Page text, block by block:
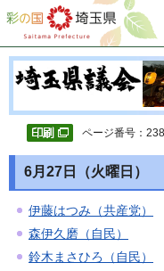
彩の国 埼玉県
ページ番号：
6月27日（火曜日）
伊藤はつみ（共産党）
森伊久磨（自民）
鈴木まさひろ（自民）